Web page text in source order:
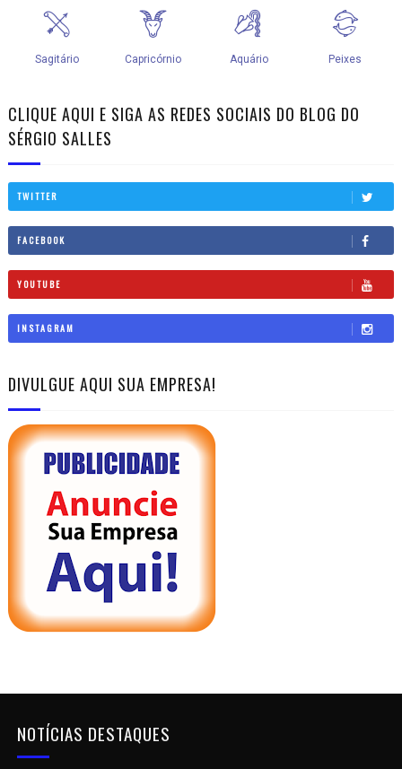
CLIQUE AQUI E SIGA AS REDES SOCIAIS DO BLOG DO
SÉRGIO SALLES
TWITTER
FACEBOOK
YOUTUBE
INSTAGRAM
DIVULGUE AQUI SUA EMPRESA!
NOTÍCIAS DESTAQUES